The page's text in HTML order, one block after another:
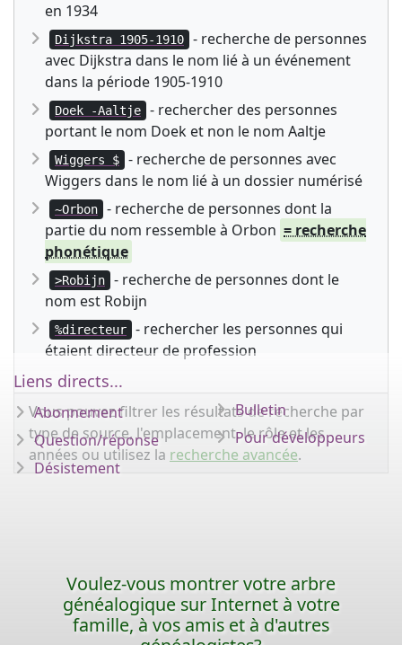
en 1934
Dijkstra 1905-1910
- recherche de personnes
avec Dijkstra dans le nom lié à un événement
dans la période 1905-1910
Doek -Aaltje
- rechercher des personnes
portant le nom Doek et non le nom Aaltje
Wiggers $
- recherche de personnes avec
Wiggers dans le nom lié à un dossier numérisé
~Orbon
- recherche de personnes dont la
partie du nom ressemble à Orbon = recherche
phonétique
>Robijn
- recherche de personnes dont le
nom est Robijn
%directeur
- rechercher les personnes qui
étaient directeur de profession
Vous pouvez filtrer les résultats de recherche par
type de source, l'emplacement, le rôle et les
années ou utilisez la recherche avancée.
Liens directs...
Abonnement
Question/réponse
Désistement
Bulletin
Pour développeurs
Voulez-vous montrer votre arbre
généalogique sur Internet à votre
famille, à vos amis et à d'autres